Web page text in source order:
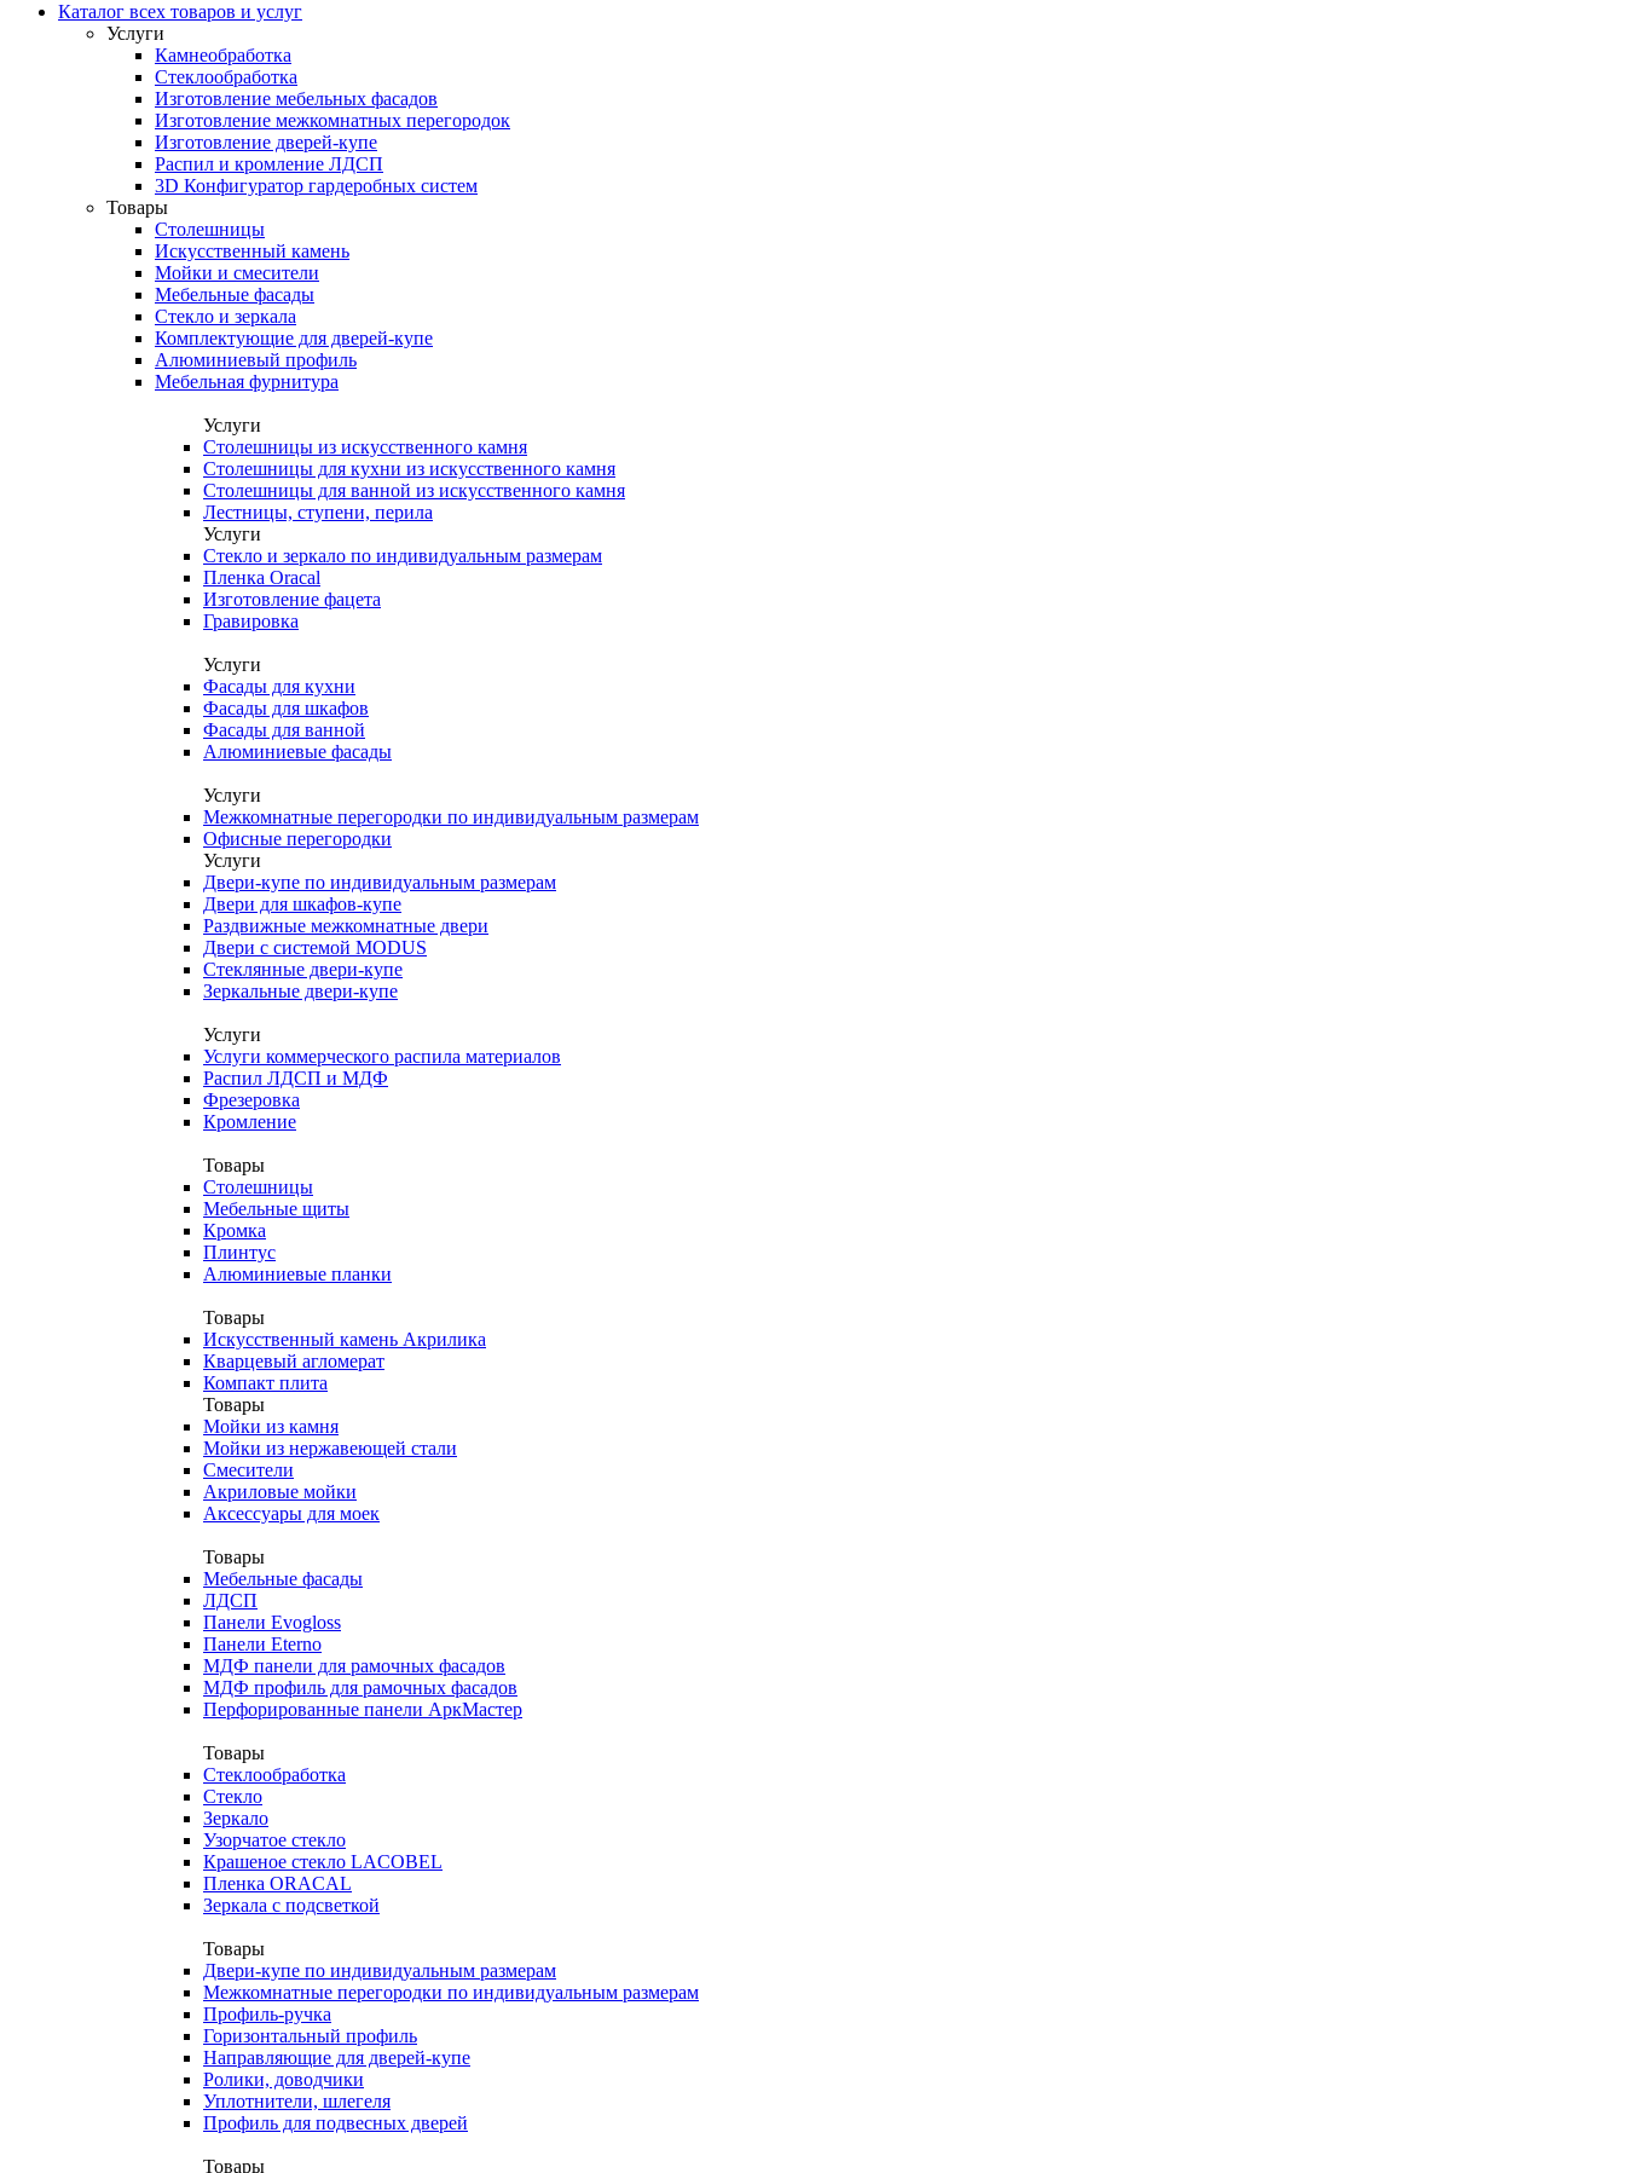
Каталог всех товаров и услуг
Услуги
Камнеобработка
Стеклообработка
Изготовление мебельных фасадов
Изготовление межкомнатных перегородок
Изготовление дверей-купе
Распил и кромление ЛДСП
3D Конфигуратор гардеробных систем
Товары
Столешницы
Искусственный камень
Мойки и смесители
Мебельные фасады
Стекло и зеркала
Комплектующие для дверей-купе
Алюминиевый профиль
Мебельная фурнитура
Услуги
Столешницы из искусственного камня
Столешницы для кухни из искусственного камня
Столешницы для ванной из искусственного камня
Лестницы, ступени, перила
Услуги
Стекло и зеркало по индивидуальным размерам
Пленка Oracal
Изготовление фацета
Гравировка
Услуги
Фасады для кухни
Фасады для шкафов
Фасады для ванной
Алюминиевые фасады
Услуги
Межкомнатные перегородки по индивидуальным размерам
Офисные перегородки
Услуги
Двери-купе по индивидуальным размерам
Двери для шкафов-купе
Раздвижные межкомнатные двери
Двери с системой MODUS
Стеклянные двери-купе
Зеркальные двери-купе
Услуги
Услуги коммерческого распила материалов
Распил ЛДСП и МДФ
Фрезеровка
Кромление
Товары
Столешницы
Мебельные щиты
Кромка
Плинтус
Алюминиевые планки
Товары
Искусственный камень Акрилика
Кварцевый агломерат
Компакт плита
Товары
Мойки из камня
Мойки из нержавеющей стали
Смесители
Акриловые мойки
Аксессуары для моек
Товары
Мебельные фасады
ЛДСП
Панели Evogloss
Панели Eterno
МДФ панели для рамочных фасадов
МДФ профиль для рамочных фасадов
Перфорированные панели АркМастер
Товары
Стеклообработка
Стекло
Зеркало
Узорчатое стекло
Крашеное стекло LACOBEL
Пленка ORACAL
Зеркала с подсветкой
Товары
Двери-купе по индивидуальным размерам
Межкомнатные перегородки по индивидуальным размерам
Профиль-ручка
Горизонтальный профиль
Направляющие для дверей-купе
Ролики, доводчики
Уплотнители, шлегеля
Профиль для подвесных дверей
Товары